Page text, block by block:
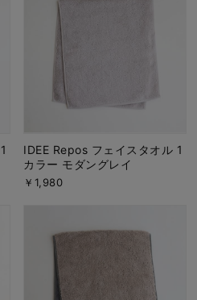
IDEE Repos フェイスタオル 1
カラー モダングレイ
￥1,980